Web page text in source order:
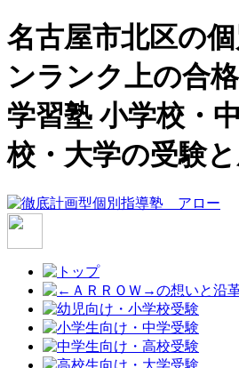
名古屋市北区の
ンランク上の合
学習塾 小学校・
校・大学の受験